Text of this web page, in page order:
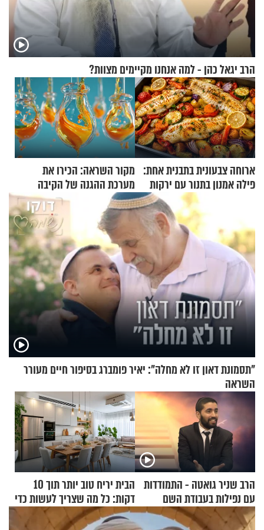
הרב יגאל כהן - למה אנחנו מקיימים מצוות?
ארוחה צבעונית בתבנית אחת:
פילה אמנון בתנור עם ירקות
מקור השראה: הכירו את
מערכת ההגנה של הקיבה
"תסמונת דאון זו לא מחלה": יאיר פומברג בסיפור חיים מעורר
השראה
הרב שניר גואטה - התמודדות
עם נפילות בעבודת השם
הבית יריח טוב יותר תוך 10
דקות: כל מה שצריך לעשות כדי
לרענן את הבית